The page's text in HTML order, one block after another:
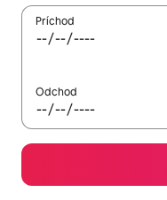
Príchod
Odchod